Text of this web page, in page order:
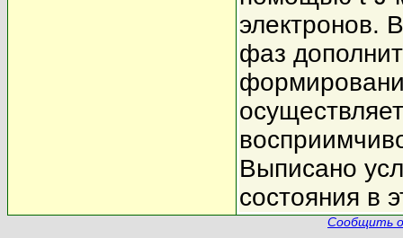
электронов.
фаз
Выписано
состояния в
Сообщить о